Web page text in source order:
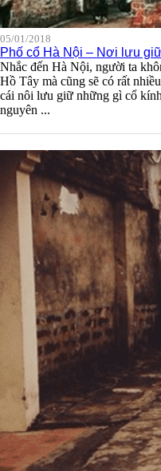
05/01/2018
Phố cổ Hà Nội – Nơi lưu
Nhắc đến Hà Nội, người ta
Hồ Tây mà cũng sẽ có rất
cái nôi lưu giữ những gì cổ
nguyên ...